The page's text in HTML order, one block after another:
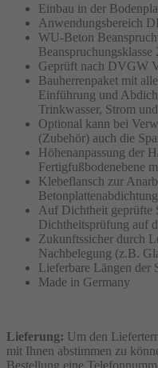
Einbau in der
Anwendungsbereich
WU-Beton
Beanspruchungsklasse
Geprüft nach DVGW
Bauherrenpaket mit
Einführung und
Trinkwasser, Strom
Optional kann bei
(Zubehör) auch die
Höhenanpassung der
Fertigfußbodenebene
Klebeflansch zur
Betonplattenabdichtung
Auf Dichtheit geprüfte
Dichtheitsprüfung auf
Zukunftssicher durch
Nachbelegung (z.B.
Lieferbare Längen der
Made in Germany
Lieferung: Um den
mit Ihnen abstimmen zu
Bestellung eine